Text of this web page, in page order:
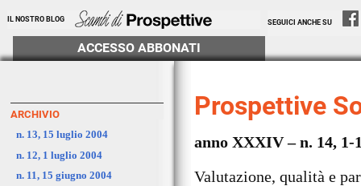
IL NOSTRO BLOG SEGUICI ANCHE SU
ACCESSO ABBONATI
Prospettive
anno XXXIV – n. 14, 1-
Valutazione, qualità e
ARCHIVIO
n. 13, 15 luglio 2004
n. 12, 1 luglio 2004
n. 11, 15 giugno 2004